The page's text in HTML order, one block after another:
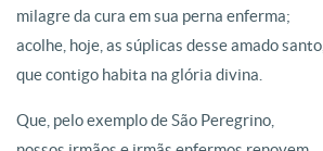
milagre da cura em sua perna enferma;
acolhe, hoje, as súplicas desse amado santo,
que contigo habita na glória divina.
Que, pelo exemplo de São Peregrino,